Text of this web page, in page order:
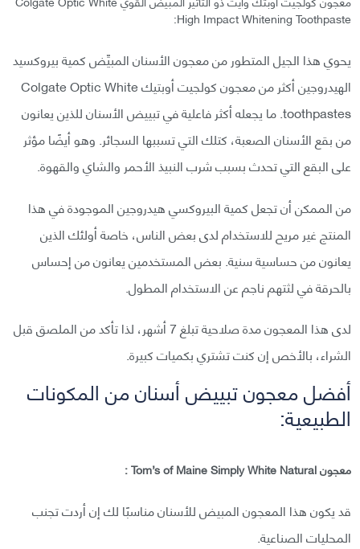
High Impact Whitening Toothpaste:
يحوي هذا الجيل المتطور من معجون الأسنان المبيِّض كمية بيروكسيد
الهيدروجين أكثر من معجون كولجيت أوبتيك Colgate Optic White
toothpastes. ما يجعله أكثر فاعلية في تبييض الأسنان للذين يعانون
من بقع الأسنان الصعبة، كتلك التي تسببها السجائر. وهو أيضًا مؤثر
على البقع التي تحدث بسبب شرب النبيذ الأحمر والشاي والقهوة.
من الممكن أن تجعل كمية البيروكسي هيدروجين الموجودة في هذا
المنتج غير مريح للاستخدام لدى بعض الناس، خاصة أولئك الذين
يعانون من حساسية سنية. بعض المستخدمين يعانون من إحساس
بالحرقة في لثتهم ناجم عن الاستخدام المطول.
لدى هذا المعجون مدة صلاحية تبلغ 7 أشهر، لذا تأكد من الملصق قبل
الشراء، بالأخص إن كنت تشتري بكميات كبيرة.
أفضل معجون تبييض أسنان من المكونات
الطبيعية:
معجون Tom’s of Maine Simply White Natural :
قد يكون هذا المعجون المبيض للأسنان مناسبًا لك إن أردت تجنب
المحليات الصناعية.